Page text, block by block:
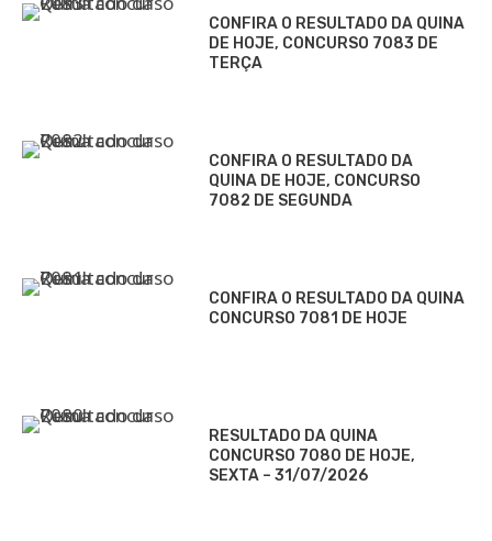
CONFIRA O RESULTADO DA QUINA
DE HOJE, CONCURSO 7083 DE
TERÇA
CONFIRA O RESULTADO DA
QUINA DE HOJE, CONCURSO
7082 DE SEGUNDA
CONFIRA O RESULTADO DA QUINA
CONCURSO 7081 DE HOJE
RESULTADO DA QUINA
CONCURSO 7080 DE HOJE,
SEXTA – 31/07/2026